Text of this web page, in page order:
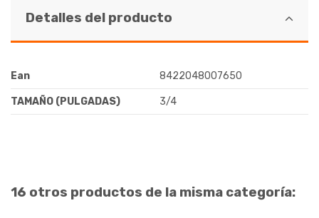
Detalles del producto
Ean 8422048007650
TAMAÑO (PULGADAS) 3/4
16 otros productos de la misma categoría: